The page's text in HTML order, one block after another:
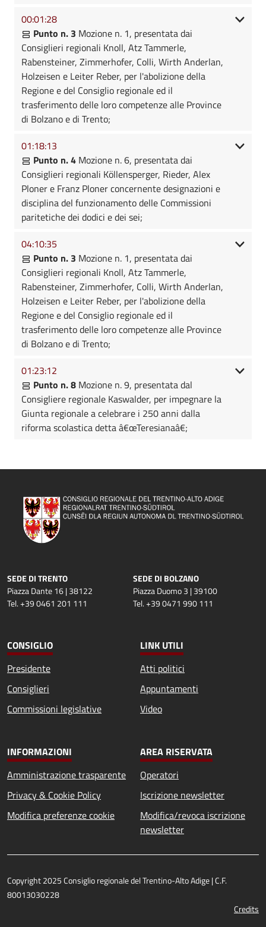
00:01:28
Punto n. 3 Mozione n. 1, presentata dai
Consiglieri regionali Knoll, Atz Tammerle,
Rabensteiner, Zimmerhofer, Colli, Wirth Anderlan,
Holzeisen e Leiter Reber, per l'abolizione della
Regione e del Consiglio regionale ed il
trasferimento delle loro competenze alle Province
di Bolzano e di Trento;
01:18:13
Punto n. 4 Mozione n. 6, presentata dai
Consiglieri regionali Köllensperger, Rieder, Alex
Ploner e Franz Ploner concernente designazioni e
disciplina del funzionamento delle Commissioni
paritetiche dei dodici e dei sei;
04:10:35
Punto n. 3 Mozione n. 1, presentata dai
Consiglieri regionali Knoll, Atz Tammerle,
Rabensteiner, Zimmerhofer, Colli, Wirth Anderlan,
Holzeisen e Leiter Reber, per l'abolizione della
Regione e del Consiglio regionale ed il
trasferimento delle loro competenze alle Province
di Bolzano e di Trento;
01:23:12
Punto n. 8 Mozione n. 9, presentata dal
Consigliere regionale Kaswalder, per impegnare la
Giunta regionale a celebrare i 250 anni dalla
riforma scolastica detta â€œTeresianaâ€;
SEDE DI TRENTO
Piazza Dante 16 | 38122
Tel. +39 0461 201 111
SEDE DI BOLZANO
Piazza Duomo 3 | 39100
Tel. +39 0471 990 111
CONSIGLIO
Presidente
Consiglieri
Commissioni legislative
LINK UTILI
Atti politici
Appuntamenti
Video
INFORMAZIONI
Amministrazione trasparente
Privacy & Cookie Policy
Modifica preferenze cookie
AREA RISERVATA
Operatori
Iscrizione newsletter
Modifica/revoca iscrizione
newsletter
Copyright 2025 Consiglio regionale del Trentino-Alto Adige | C.F.
80013030228
Credits